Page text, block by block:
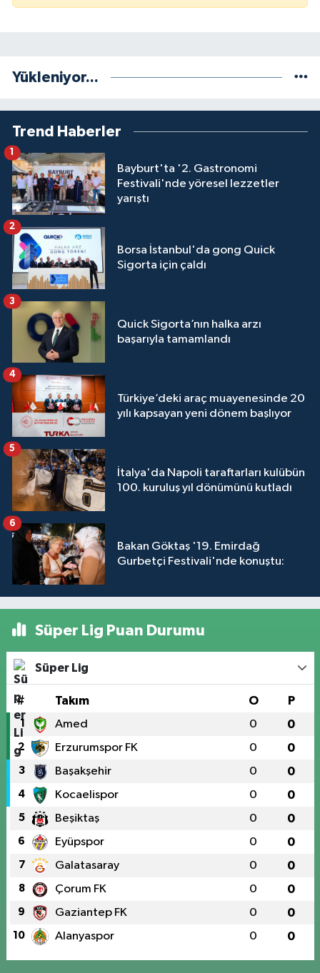
Yükleniyor...
Trend Haberler
Bayburt'ta '2. Gastronomi
Festivali'nde yöresel lezzetler
yarıştı
Borsa İstanbul'da gong Quick
Sigorta için çaldı
2
Quick Sigorta’nın halka arzı
başarıyla tamamlandı
3
Türkiye’deki araç muayenesinde 20
yılı kapsayan yeni dönem başlıyor
4
İtalya'da Napoli taraftarları kulübün
100. kuruluş yıl dönümünü kutladı
5
Bakan Göktaş '19. Emirdağ
Gurbetçi Festivali'nde konuştu:
6
Süper Lig Puan Durumu
Süper Lig
# Takım O P
1 Amed 0 0
2 Erzurumspor FK 0 0
3 Başakşehir 0 0
4 Kocaelispor 0 0
5 Beşiktaş 0 0
6 Eyüpspor 0 0
7 Galatasaray 0 0
8 Çorum FK 0 0
9 Gaziantep FK 0 0
10 Alanyaspor 0 0